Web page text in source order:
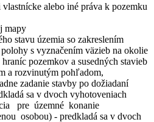
alebo iné práva k pozemku
mapy
stavu územia so zakreslením
s vyznačením väzieb na okolie
pozemkov a susedných stavieb
a rozvinutým pohľadom,
zadanie stavby po dožiadaní
sa v dvoch vyhotoveniach
pre územné konanie
osobou) - predkladá sa v dvoch